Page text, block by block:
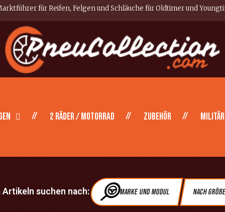
für Reifen, Felgen und Schläuche für Oldtimer und
2 Räder / Motorrad Zubehör Militär
Artikeln suchen nach: Marke und Modul Nach